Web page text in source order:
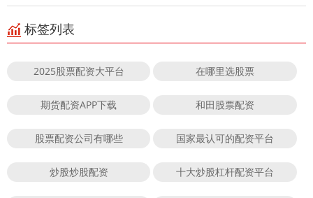
标签列表
2025股票配资大平台 在哪里选股票
期货配资APP下载 和田股票配资
股票配资公司有哪些 国家最认可的配资平台
炒股炒股配资 十大炒股杠杆配资平台